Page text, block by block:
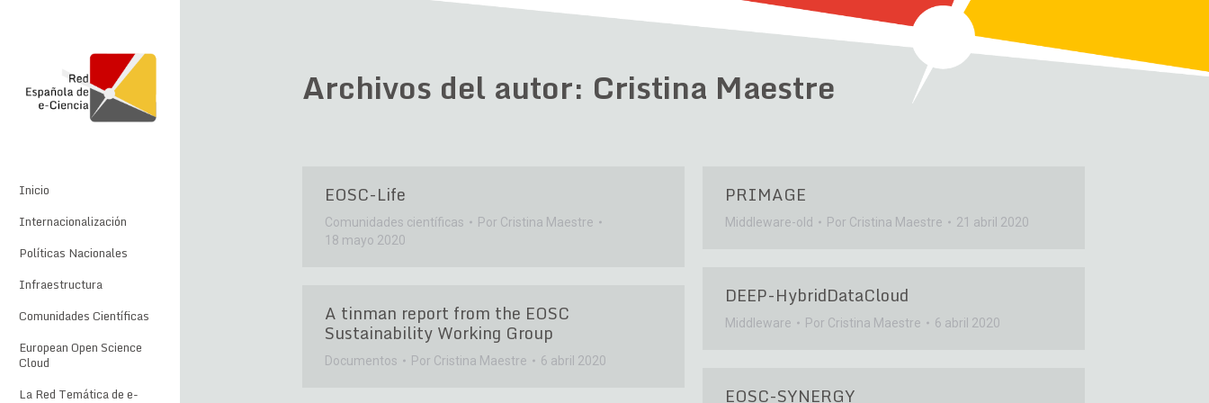
Inicio
Internacionalización
Políticas Nacionales
Infraestructura
Comunidades Científicas
European Open Science
Cloud
La Red Temática de e-
Archivos del autor: Cristina Maestre
EOSC-Life
Comunidades científicas Por Cristina Maestre
18 mayo 2020
PRIMAGE
Middleware-old Por Cristina Maestre 21 abril 2020
DEEP-HybridDataCloud
Middleware Por Cristina Maestre 6 abril 2020
A tinman report from the EOSC
Sustainability Working Group
Documentos Por Cristina Maestre 6 abril 2020
EOSC-SYNERGY